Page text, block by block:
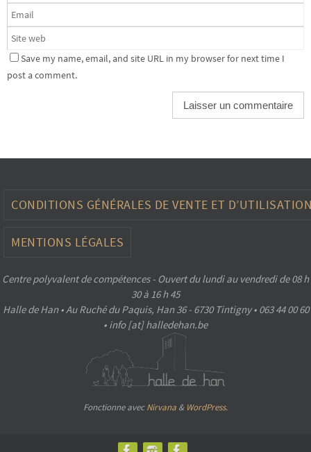
Save my name, email, and site URL in my browser for next time I
post a comment.
CONDITIONS GÉNÉRALES DE VENTE ET
MENTIONS LÉGALES
Centre polyvalent de compétences - Ouvert du lundi au vendredi de 08 h
30 à 16 h 45
Halle de Han • Au Ruché du Paquis, Han 36 - 6730 Tintigny • 063 44 00 60
• info [at] halledehan.be
Fonctionne avecNirvana & WordPress.